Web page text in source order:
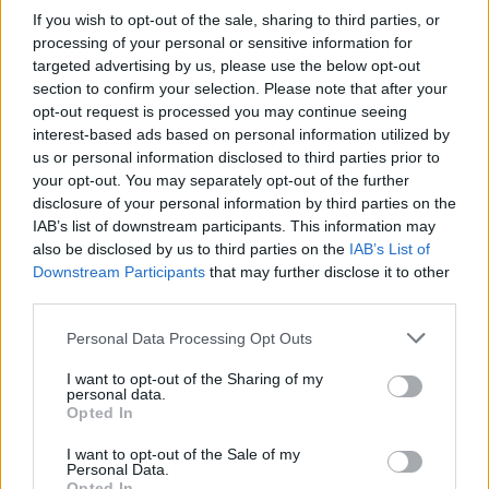
If you wish to opt-out of the sale, sharing to third parties, or
processing of your personal or sensitive information for
targeted advertising by us, please use the below opt-out
section to confirm your selection. Please note that after your
opt-out request is processed you may continue seeing
interest-based ads based on personal information utilized by
us or personal information disclosed to third parties prior to
your opt-out. You may separately opt-out of the further
disclosure of your personal information by third parties on the
IAB’s list of downstream participants. This information may
also be disclosed by us to third parties on the IAB’s List of
Downstream Participants that may further disclose it to other
Personal Data Processing Opt Outs
I want to opt-out of the Sharing of my
personal data.
Opted In
I want to opt-out of the Sale of my
Personal Data.
Úterní válka v ulicích Prahy objektivem EkoListu
28.9.2000 14:50 | PRAHA (EkoList)
Se zpožděním vám nabízíme fotografie z úterý 26. září, kdy se
demonstranti, mezi nimiž převládali zahraniční anarchisté a mladí
komunisté, pokusili zaútočit na Kongresové centrum, kde právě
probíhal zahajovací ceremoniál Výročního zasedáníSvětové banky
(SB)a Mezinárodního měnového fondu (MMF). Demonstranti se
rozdělili na dva velké proudy, z nichž jeden skončil na Nuselském
mostě a druhý se vydal přes Karlovo náměstí pod Vyšehrad. V
Lumírově ulici pak agresivní a rozvášněný dav zaútočil dlažebními
kostkami, kamením, cihlami a zápalnými lahvemi na policisty, kteří
se jim v přístupu ke Kongresovému centru snažili zabránit. Pouliční
bitky pokračovaly ještě ve večerních hodinách, kdy profesionální
restauraceMcDonaldsna Václavském náměstí a rozbily výlohy
prodejnyMercedes-Benzna Vinohradské třídě a několika poboček
v centru Prahy. Klid v ulicích se policistům podařilo obnovit až
kolem půlnoci.
Reportér EkoListu surově zbit skinheady